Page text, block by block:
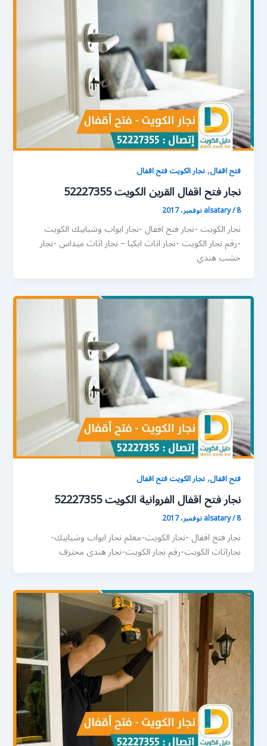
فتح اقفال,نجار الكويت فتح اقفال
نجار فتح اقفال القرين الكويت 52227355
alsatary/8 نوفمبر، 2017
نجار الكويت -نجار فتح اقفال -نجار ابواب وشبابيك الكويت
-رقم نجار الكويت -نجار اثاث ايكيا – نجار اثاث ميداس -نجار
خشب هندي
فتح اقفال,نجار الكويت فتح اقفال
نجار فتح اقفال الفروانية الكويت 52227355
alsatary/8 نوفمبر، 2017
نجار فتح اقفال -نجار الكويت-معلم نجار ابواب وشبابيك-
نجاراثاث الكويت-رقم نجار الكويت-نجار هندى محترف